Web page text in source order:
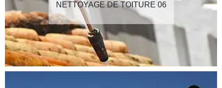
NETTOYAGE DE TOITURE 06